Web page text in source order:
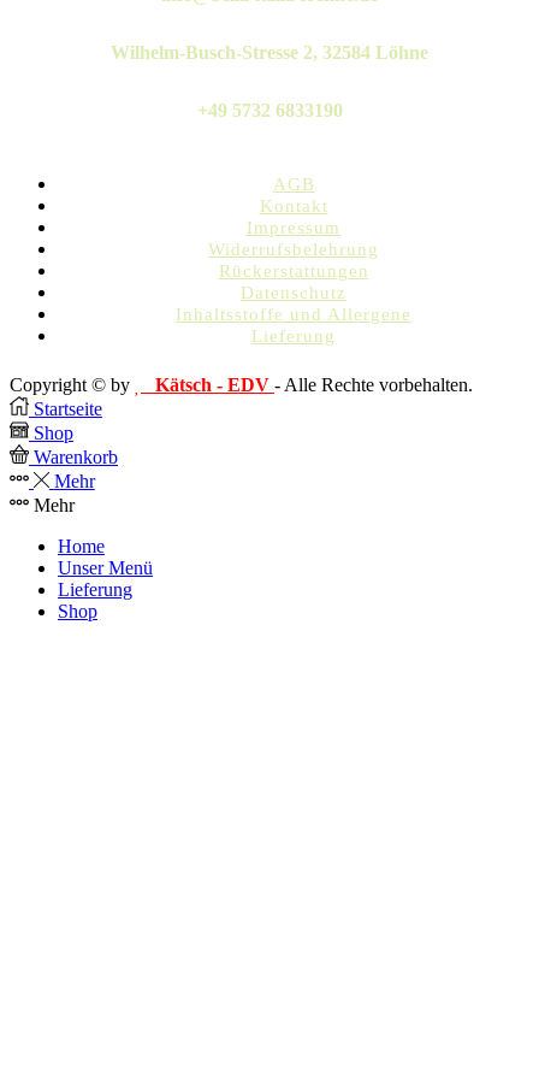
Wilhelm-Busch-Stresse 2, 32584 Löhne
+49 5732 6833190
AGB
Kontakt
Impressum
Widerrufsbelehrung
Rückerstattungen
Datenschutz
Inhaltsstoffe und Allergene
Lieferung
Copyright © by Kätsch - EDV - Alle Rechte vorbehalten.
Startseite
Shop
Warenkorb
Mehr
Mehr
Home
Unser Menü
Lieferung
Shop